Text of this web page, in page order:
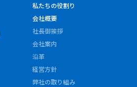
私たちの役割り
会社概要
社長御挨拶
会社案内
沿革
経営方針
弊社の取り組み